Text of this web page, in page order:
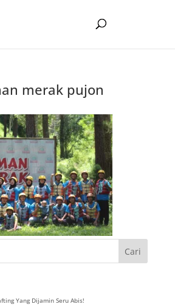
merak pujon
Yang Dijamin Seru Abis!